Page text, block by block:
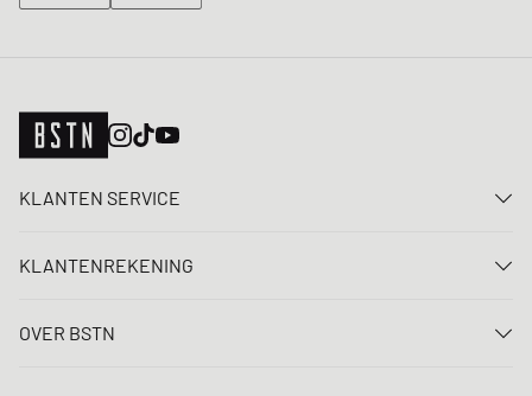
KLANTEN SERVICE
FAQ
KLANTENREKENING
Registreren
OVER BSTN